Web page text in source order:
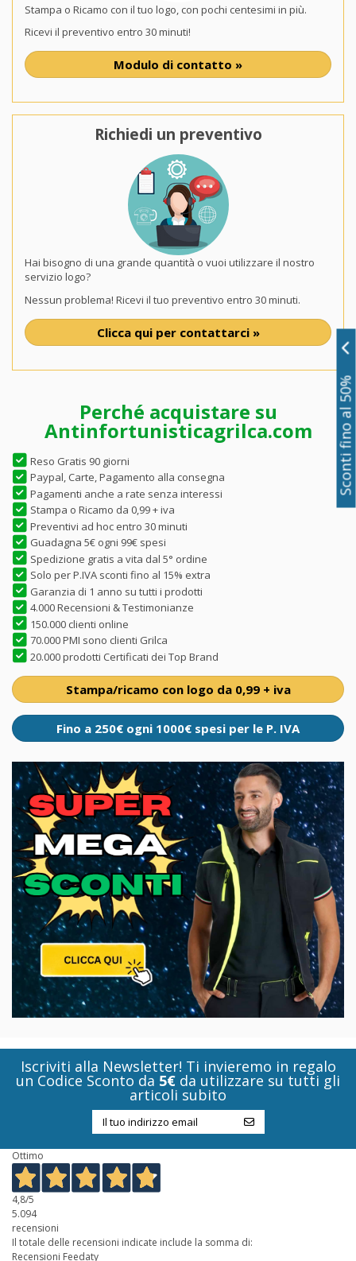
Stampa o Ricamo con il tuo logo, con pochi centesimi in più.
Ricevi il preventivo entro 30 minuti!
Modulo di contatto »
Richiedi un preventivo
Hai bisogno di una grande quantità o vuoi utilizzare il nostro
servizio logo?
Nessun problema! Ricevi il tuo preventivo entro 30 minuti.
Clicca qui per contattarci »
Perché acquistare su
Antinfortunisticagrilca.com
Reso Gratis 90 giorni
Paypal, Carte, Pagamento alla consegna
Pagamenti anche a rate senza interessi
Stampa o Ricamo da 0,99 + iva
Preventivi ad hoc entro 30 minuti
Guadagna 5€ ogni 99€ spesi
Spedizione gratis a vita dal 5° ordine
Solo per P.IVA sconti fino al 15% extra
Garanzia di 1 anno su tutti i prodotti
4.000 Recensioni & Testimonianze
150.000 clienti online
70.000 PMI sono clienti Grilca
20.000 prodotti Certificati dei Top Brand
Stampa/ricamo con logo da 0,99 + iva
Fino a 250€ ogni 1000€ spesi per le P. IVA
Iscriviti alla Newsletter! Ti invieremo in regalo
un Codice Sconto da 5€ da utilizzare su tutti gli
articoli subito
Ottimo
4,8/5
5.094
recensioni
Il totale delle recensioni indicate include la somma di:
Recensioni Feedaty
Sconti fino al 50%